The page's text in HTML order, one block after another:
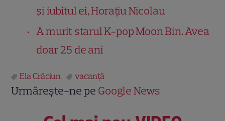
și iubitul ei, Horațiu Nicolau
A murit starul K-pop Moon Bin. Avea
doar 25 de ani
Ela Crăciun vacanţă
Urmărește-ne pe Google News